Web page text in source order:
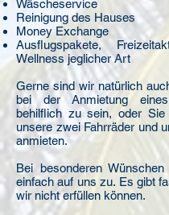
Wäscheservice
Reinigung des Hauses
Money Exchange
Ausflugspakete,
Wellness jeglicher Art
Gerne sind wir natürlich
bei der Anmietung eines
behilflich zu sein, oder Sie
unsere zwei Fahrräder und
anmieten.
Bei besonderen
einfach auf uns zu. Es gibt
wir nicht erfüllen können.